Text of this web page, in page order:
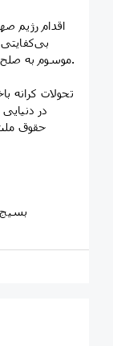
اقدام رژیم
موسوم به صلح و همچنین بی‌عملی دولت های عربی است.
تحولات کرانه
در
حقوق
📍